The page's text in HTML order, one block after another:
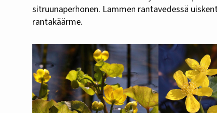
sitruunaperhonen. Lammen rantavedessä
rantakäärme.